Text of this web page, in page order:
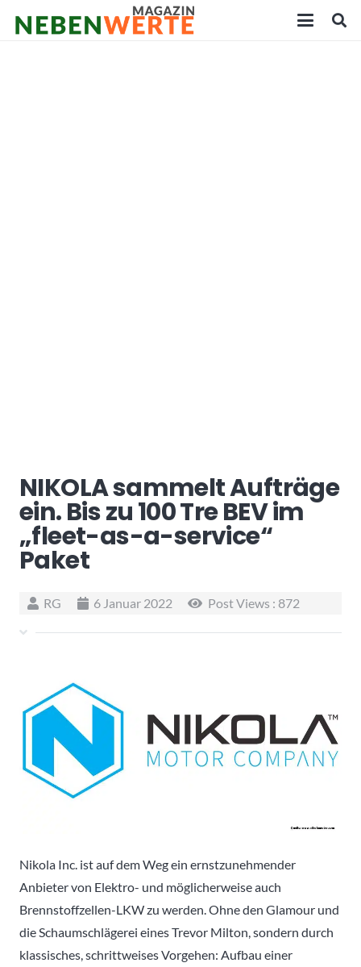
NIKOLA sammelt Aufträge
ein. Bis zu 100 Tre BEV im
„fleet-as-a-service“
Paket
RG 6 Januar 2022 Post Views : 872
Nikola Inc. ist auf dem Weg ein ernstzunehmender
Anbieter von Elektro- und möglicherweise auch
Brennstoffzellen-LKW zu werden. Ohne den Glamour und
die Schaumschlägerei eines Trevor Milton, sondern durch
klassisches, schrittweises Vorgehen: Aufbau einer